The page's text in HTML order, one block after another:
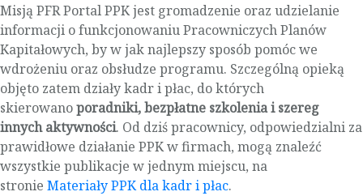
Misją PFR Portal PPK jest gromadzenie oraz udzielanie
informacji o funkcjonowaniu Pracowniczych Planów
Kapitałowych, by w jak najlepszy sposób pomóc we
wdrożeniu oraz obsłudze programu. Szczególną opieką
objęto zatem działy kadr i płac, do których
skierowanoporadniki, bezpłatne szkolenia i szereg
innych aktywności. Od dziś pracownicy, odpowiedzialni za
prawidłowe działanie PPK w firmach, mogą znaleźć
wszystkie publikacje w jednym miejscu, na
stronie Materiały PPK dla kadr i płac.